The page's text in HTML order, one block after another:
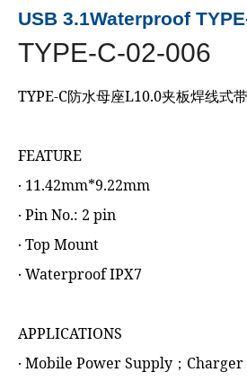
USB 3.1Waterproof
TYPE-C-02-006
TYPE-C防水母座L10.0夹板焊线式
FEATURE
‧ 11.42mm*9.22mm
‧ Pin No.: 2 pin
‧ Top Mount
‧ Waterproof IPX7
APPLICATIONS
‧ Mobile Power Supply；